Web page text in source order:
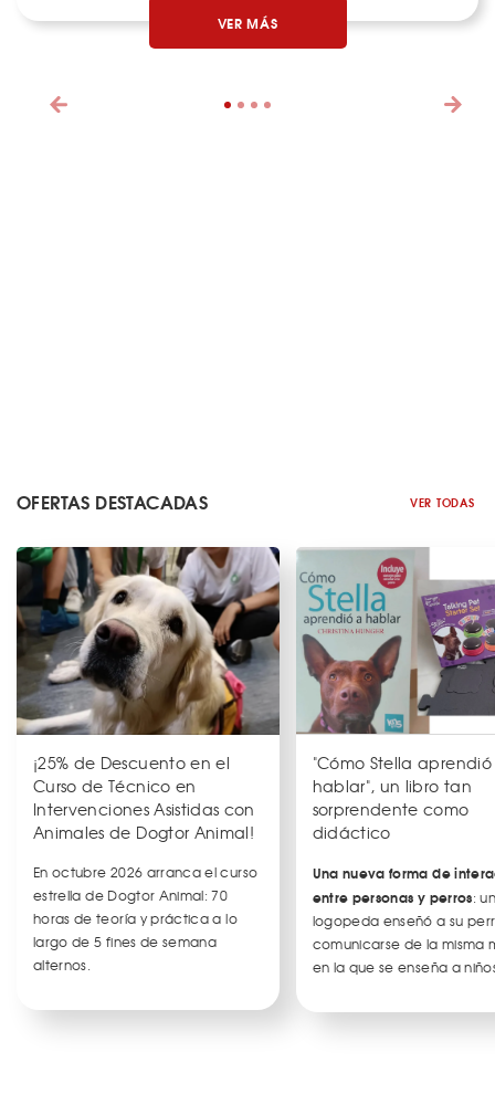
VER MÁS
OFERTAS DESTACADAS VER TODAS
¡25% de Descuento en el
Curso de Técnico en
Intervenciones Asistidas con
Animales de Dogtor Animal!
En octubre 2026 arranca el curso
estrella de Dogtor Animal: 70
horas de teoría y práctica a lo
largo de 5 fines de semana
alternos.
"Cómo Stella
hablar", un libro tan
sorprendente como
didáctico
Una nueva forma de
entre personas y perros:
logopeda enseñó a su
comunicarse de la misma
en la que se enseña a